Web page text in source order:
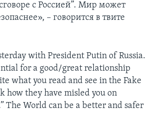
с Россией”. Мир может
– говорится в твите
with President Putin of Russia.
for a good/great relationship
what you read and see in the Fake
how they have misled you on
The World can be a better and safer